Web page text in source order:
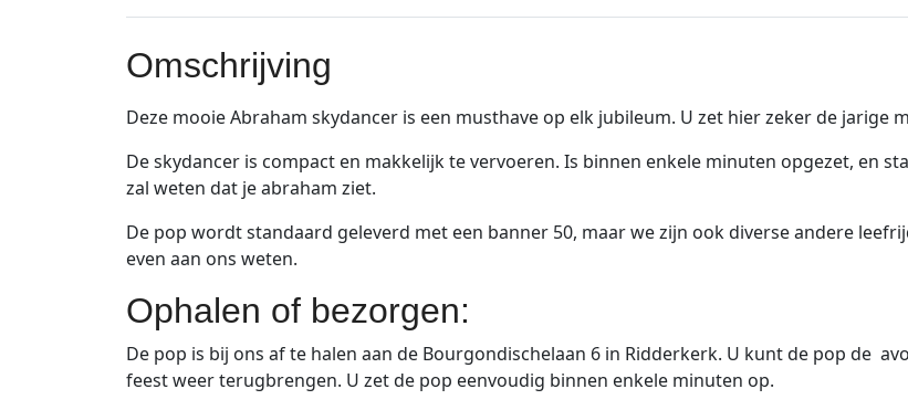
Omschrijving
Deze mooie Abraham skydancer is een musthave op elk jubileum. U zet hier zeker de jarige
De skydancer is compact en makkelijk te vervoeren. Is binnen enkele minuten opgezet, en
zal weten dat je abraham ziet.
De pop wordt standaard geleverd met een banner 50, maar we zijn ook diverse andere
even aan ons weten.
Ophalen of bezorgen:
De pop is bij ons af te halen aan de Bourgondischelaan 6 in Ridderkerk. U kunt de pop de
feest weer terugbrengen. U zet de pop eenvoudig binnen enkele minuten op.